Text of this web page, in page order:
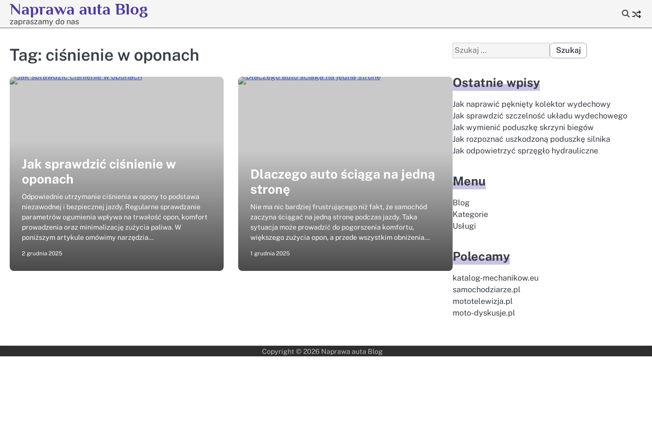
Skip
content
Naprawa auta Blog
zapraszamy do nas
Tag: ciśnienie w oponach
Jak sprawdzić ciśnienie w
oponach
Odpowiednie utrzymanie ciśnienia w opony to podstawa
niezawodnej i bezpiecznej jazdy. Regularne sprawdzanie
parametrów ogumienia wpływa na trwałość opon, komfort
prowadzenia oraz minimalizację zużycia paliwa. W
poniższym artykule omówimy narzędzia…
2 grudnia 2025
Dlaczego auto ściąga na jedną
stronę
Nie ma nic bardziej frustrującego niż fakt, że samochód
zaczyna ściągać na jedną stronę podczas jazdy. Taka
sytuacja może prowadzić do pogorszenia komfortu,
większego zużycia opon, a przede wszystkim obniżenia…
1 grudnia 2025
Szukaj:
Ostatnie wpisy
Jak naprawić pęknięty kolektor wydechowy
Jak sprawdzić szczelność układu wydechowego
Jak wymienić poduszkę skrzyni biegów
Jak rozpoznać uszkodzoną poduszkę silnika
Jak odpowietrzyć sprzęgło hydrauliczne
Menu
Blog
Kategorie
Usługi
Polecamy
katalog-mechanikow.eu
samochodziarze.pl
mototelewizja.pl
moto-dyskusje.pl
Copyright © 2026 Naprawa auta Blog